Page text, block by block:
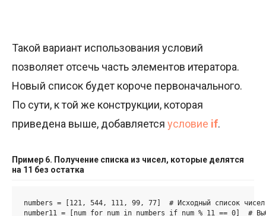
Такой вариант использования условий
позволяет отсечь часть элементов итератора.
Новый список будет короче первоначального.
По сути, к той же конструкции, которая
приведена выше, добавляется условие if.
Пример 6. Получение списка из чисел, которые делятся
на 11 без остатка
numbers = [121, 544, 111, 99, 77]  # Исходный список чисел
number11 = [num for num in numbers if num % 11 == 0]  #